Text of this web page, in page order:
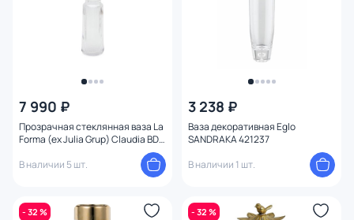
7 990 ₽
Прозрачная стеклянная ваза La
Forma (ex Julia Grup) Claudia BD-
В наличии 5 шт.
3 238 ₽
Ваза декоративная Eglo
SANDRAKA 421237
В наличии 1 шт.
- 32 % - 32 %